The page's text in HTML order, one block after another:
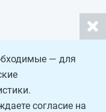
— для
согласие на